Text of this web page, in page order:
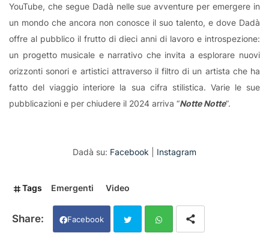
YouTube, che segue Dadà nelle sue avventure per emergere in
un mondo che ancora non conosce il suo talento, e dove Dadà
offre al pubblico il frutto di dieci anni di lavoro e introspezione:
un progetto musicale e narrativo che invita a esplorare nuovi
orizzonti sonori e artistici attraverso il filtro di un artista che ha
fatto del viaggio interiore la sua cifra stilistica. Varie le sue
pubblicazioni e per chiudere il 2024 arriva “Notte Notte”.
Dadà su: Facebook Instagram
Tags Emergenti Video
Facebook